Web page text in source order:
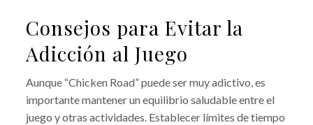
Consejos para Evitar la
Adicción al Juego
Aunque “Chicken Road” puede ser muy adictivo, es
importante mantener un equilibrio saludable entre el
juego y otras actividades. Establecer límites de tiempo